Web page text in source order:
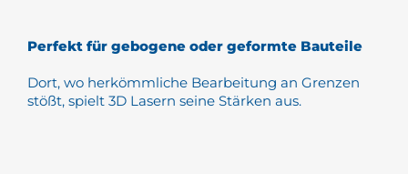
Perfekt für gebogene oder geformte Bauteile
Dort, wo herkömmliche Bearbeitung an Grenzen
stößt, spielt 3D Lasern seine Stärken aus.